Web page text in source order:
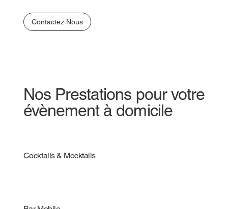
Contactez Nous
Nos Prestations pour votre
évènement à domicile
Cocktails & Mocktails